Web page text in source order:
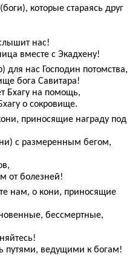
которые стараясь друг
нас!
вместе с Экадхену!
для нас Господин потомства,
бога Савитара!
Бхагу на помощь,
о сокровище.
приносящие награду под
с размеренным бегом,
от болезней!
нам, о кони, приносящие
бессмертные,
путями, ведущими к богам!